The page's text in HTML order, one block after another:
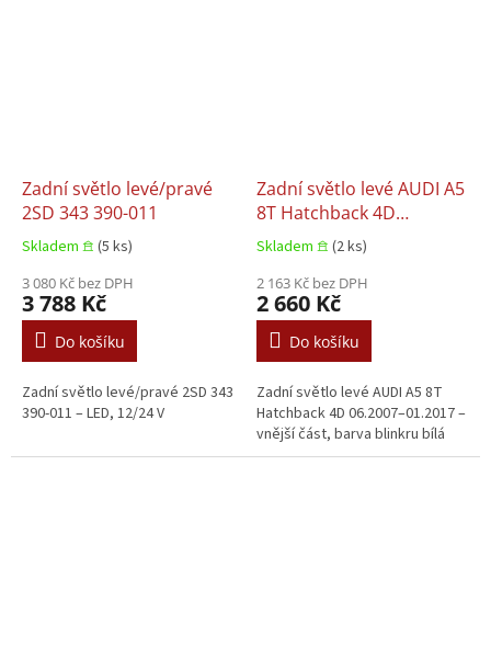
Zadní světlo levé/pravé
2SD 343 390-011
Skladem 𖠿 (5 ks)
3 080 Kč bez DPH
3 788 Kč
Do košíku
Zadní světlo levé/pravé 2SD 343
390-011 – LED, 12/24 V
Zadní světlo levé AUDI A5
8T Hatchback 4D
06.2007–01.2017
Skladem 𖠿 (2 ks)
2 163 Kč bez DPH
2 660 Kč
Do košíku
Zadní světlo levé AUDI A5 8T
Hatchback 4D 06.2007–01.2017 –
vnější část, barva blinkru bílá